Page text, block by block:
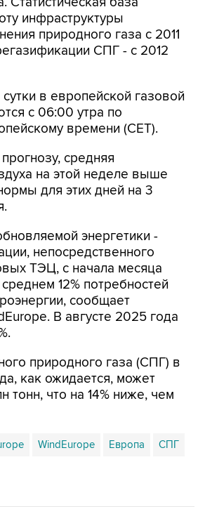
инфраструктуры
природного газа с 2011
СПГ - с 2012
в европейской газовой
c 06:00 утра по
времени (CET).
средняя
на этой неделе выше
для этих дней на 3
энергетики -
непосредственного
ТЭЦ, с начала месяца
12% потребностей
сообщает
В августе 2025 года
природного газа (СПГ) в
как ожидается, может
тонн, что на 14% ниже, чем
WindEurope Европа СПГ